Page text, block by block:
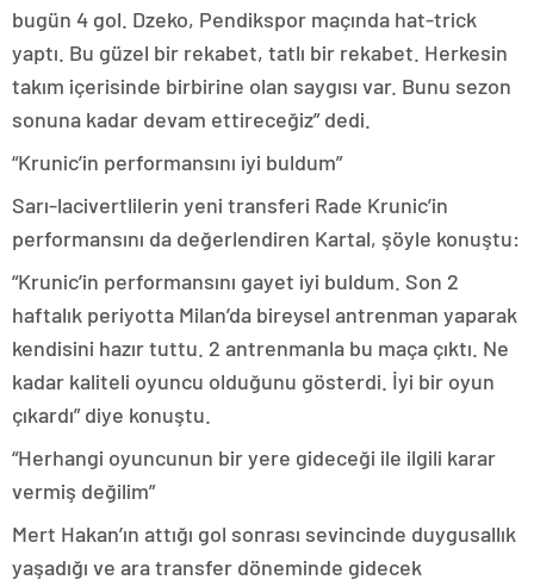
bugün 4 gol. Dzeko, Pendikspor maçında hat-trick
yaptı. Bu güzel bir rekabet, tatlı bir rekabet. Herkesin
takım içerisinde birbirine olan saygısı var. Bunu sezon
sonuna kadar devam ettireceğiz” dedi.
“Krunic’in performansını iyi buldum”
Sarı-lacivertlilerin yeni transferi Rade Krunic’in
performansını da değerlendiren Kartal, şöyle konuştu:
“Krunic’in performansını gayet iyi buldum. Son 2
haftalık periyotta Milan’da bireysel antrenman yaparak
kendisini hazır tuttu. 2 antrenmanla bu maça çıktı. Ne
kadar kaliteli oyuncu olduğunu gösterdi. İyi bir oyun
çıkardı” diye konuştu.
“Herhangi oyuncunun bir yere gideceği ile ilgili karar
vermiş değilim”
Mert Hakan’ın attığı gol sonrası sevincinde duygusallık
yaşadığı ve ara transfer döneminde gidecek